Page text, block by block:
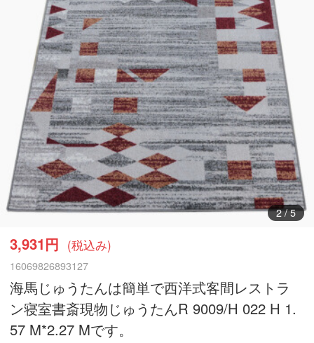
3/5
3,931円 (税込み)
16069826893127
海馬じゅうたんは簡単で西洋式客間レストラ
ン寝室書斎現物じゅうたんR 9009/H 022 H 1.
57 M*2.27 Mです。